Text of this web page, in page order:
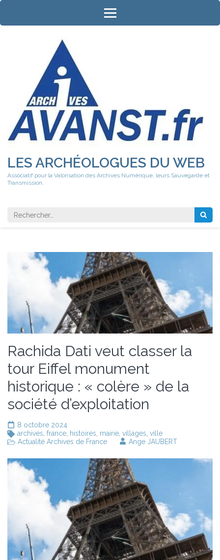
Aller
contenu
LES ARCHÉOLOGUES DU WEB
Associatif pour la Valorisation des Archives Numérique, leurs Sauvegarde et
Transmission.
Rechercher
Rachida Dati veut classer la
tour Eiffel monument
historique : « colère » de la
société d’exploitation
8 octobre 2024
archives france histoires mairie villages ville
Actualité Archives de France
Ange JAUBERT